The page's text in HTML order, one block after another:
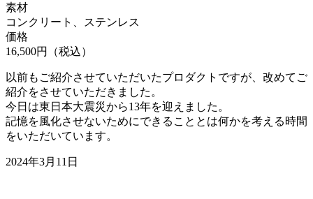
素材
コンクリート、ステンレス
価格
16,500円（税込）
以前もご紹介させていただいたプロダクトですが、改めてご
紹介をさせていただきました。
今日は東日本大震災から13年を迎えました。
記憶を風化させないためにできることとは何かを考える時間
をいただいています。
2024年3月11日